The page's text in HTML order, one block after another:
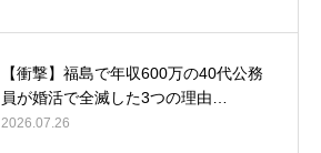
【衝撃】福島で年収600万の40代公務
員が婚活で全滅した3つの理由…
2026.07.26